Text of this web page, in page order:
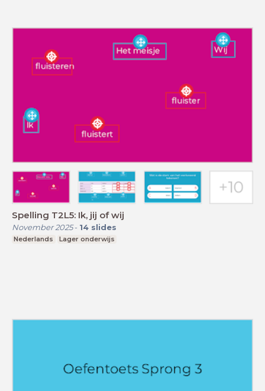
Spelling T2L5: Ik, jij of wij
November 2025- 14 slides
Nederlands Lager onderwijs